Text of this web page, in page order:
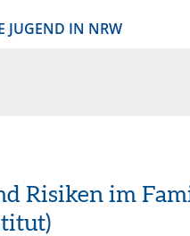
JUGEND IN NRW
Risiken im